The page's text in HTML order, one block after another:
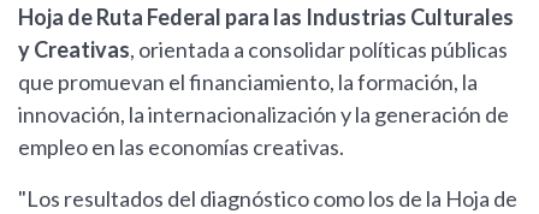
Hoja de Ruta Federal para las Industrias Culturales
y Creativas, orientada a consolidar políticas públicas
que promuevan el financiamiento, la formación, la
innovación, la internacionalización y la generación de
empleo en las economías creativas.
"Los resultados del diagnóstico como los de la Hoja de